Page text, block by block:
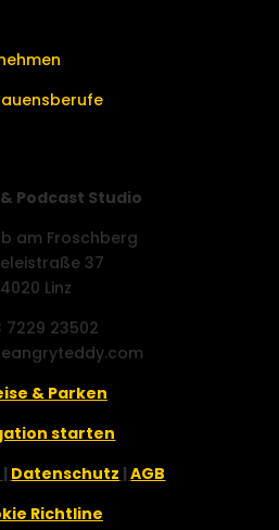
Podcast Studio
am Froschberg
37
4020 Linz
7229 23502
& Parken
starten
| Datenschutz |AGB
Richtline